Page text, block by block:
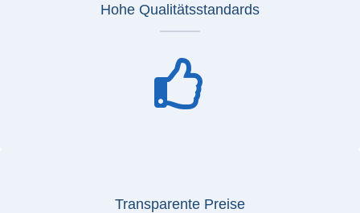
Hohe Qualitätsstandards
Transparente Preise